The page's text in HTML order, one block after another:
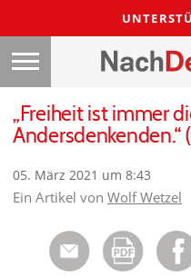
„Freiheit ist immer
Andersdenkenden.“
05. März 2021 um 8:43
Ein Artikel von Wolf Wetzel